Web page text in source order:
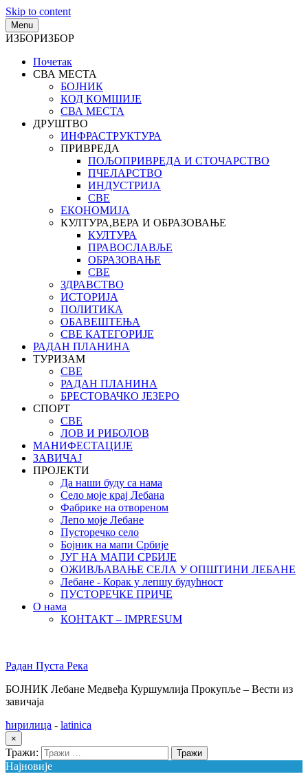
Skip to content
Menu
ИЗБОРИЗБОР
Почетак
СВА МЕСТА
БОЈНИК
КОД КОМШИЈЕ
СВА МЕСТА
ДРУШТВО
ИНФРАСТРУКТУРА
ПРИВРЕДА
ПОЉОПРИВРЕДА И СТОЧАРСТВО
ПЧЕЛАРСТВО
ИНДУСТРИЈА
СВЕ
ЕКОНОМИЈА
КУЛТУРА,ВЕРА И ОБРАЗОВАЊЕ
КУЛТУРА
ПРАВОСЛАВЉЕ
ОБРАЗОВАЊЕ
СВЕ
ЗДРАВСТВО
ИСТОРИЈА
ПОЛИТИКА
ОБАВЕШТЕЊА
СВЕ КАТЕГОРИЈЕ
РАДАН ПЛАНИНА
ТУРИЗАМ
СВЕ
РАДАН ПЛАНИНА
БРЕСТОВАЧКО ЈЕЗЕРО
СПОРТ
СВЕ
ЛОВ И РИБОЛОВ
МАНИФЕСТАЦИЈЕ
ЗАВИЧАЈ
ПРОЈЕКТИ
Да наши буду са нама
Село моје крај Лебана
Фабрике на отвореном
Лепо моје Лебане
Пусторечко село
Бојник на мапи Србије
ЈУГ НА МАПИ СРБИЈЕ
ОЖИВЉАВАЊЕ СЕЛА У ОПШТИНИ ЛЕБАНЕ
Лебане - Корак у лепшу будућност
ПУСТОРЕЧКЕ ПРИЧЕ
О нама
КОНТАКТ – IMPRESUM
Радан Пуста Река
БОЈНИК Лебане Медвеђа Куршумлија Прокупље – Вести из
завичаја
ћирилица - latinica
×
Тражи:
Најновије